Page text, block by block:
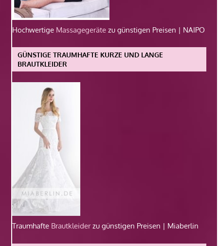
Hochwertige Massagegeräte zu günstigen Preisen | NAIPO
GÜNSTIGE TRAUMHAFTE KURZE UND LANGE
BRAUTKLEIDER
Traumhafte Brautkleiderzu günstigen Preisen | Miaberlin